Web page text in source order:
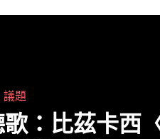
能"
議題
：比茲卡西